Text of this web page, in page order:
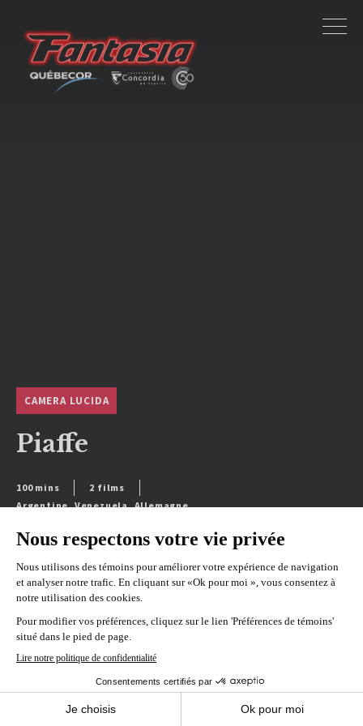
CAMERA LUCIDA
Piaffe
100 mins
2 films
Argentine, Venezuela, Allemagne
VOIR L'HORAIRE